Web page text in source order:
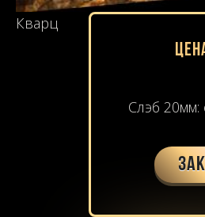
Слэб 20мм:
Кварц